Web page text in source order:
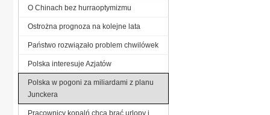
O Chinach bez hurraoptymizmu
Ostrożna prognoza na kolejne lata
Państwo rozwiązało problem chwilówek
Polska interesuje Azjatów
Polska w pogoni za miliardami z planu
Junckera
Pracownicy kopalń chcą brać urlopy i